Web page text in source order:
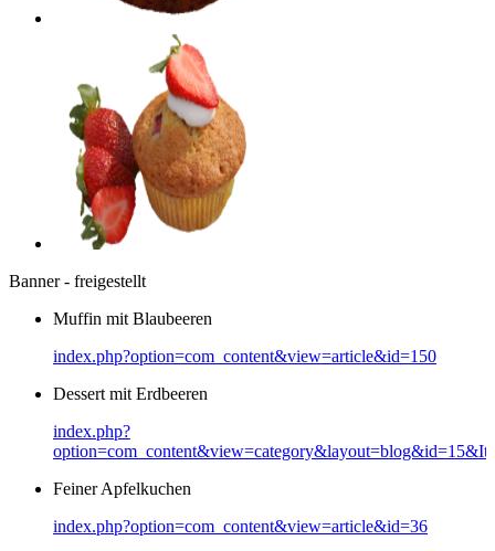
Banner - freigestellt
Muffin mit Blaubeeren
index.php?option=com_content&view=article&id=150
Dessert mit Erdbeeren
index.php?
Feiner Apfelkuchen
index.php?option=com_content&view=article&id=36